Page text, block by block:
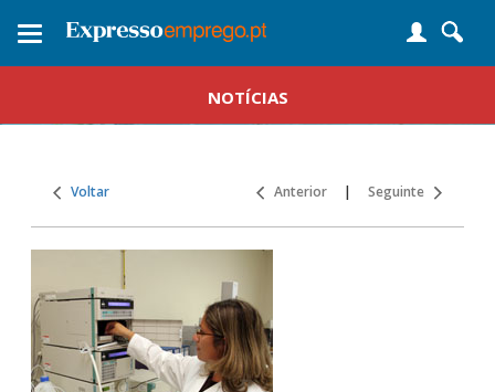
Toggle
NOTÍCIAS
Voltar Anterior | Seguinte